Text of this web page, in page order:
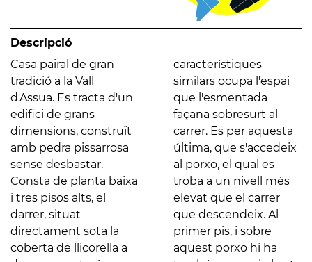
Descripció
Casa pairal de gran
tradició a la Vall
d'Assua. Es tracta d'un
edifici de grans
dimensions, construït
amb pedra pissarrosa
sense desbastar.
Consta de planta baixa
i tres pisos alts, el
darrer, situat
directament sota la
coberta de llicorella a
característiques
similars ocupa l'espai
que l'esmentada
façana sobresurt al
carrer. Es per aquesta
última, que s'accedeix
al porxo, el qual es
troba a un nivell més
elevat que el carrer
que descendeix. Al
primer pis, i sobre
aquest porxo hi ha